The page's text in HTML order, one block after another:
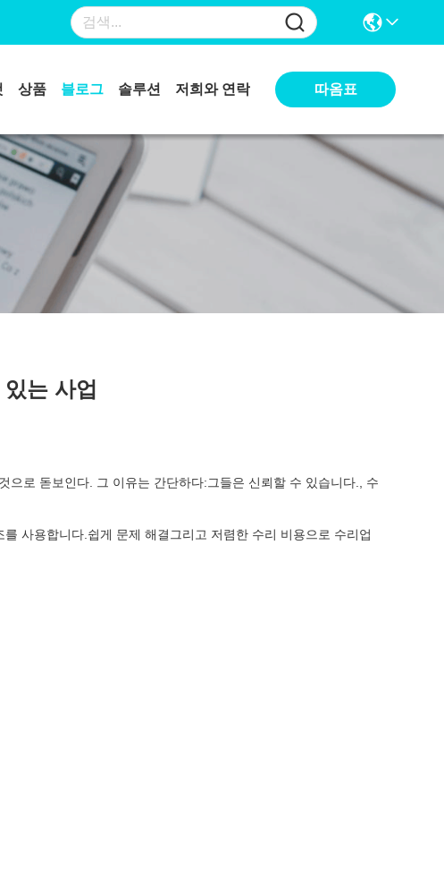
상품 블로그 솔루션 저희와 연락 따옴표
는 사업
로 돋보인다. 그 이유는 간단하다:그들은 신뢰할 수 있습니다., 수
사용합니다.쉽게 문제 해결그리고 저렴한 수리 비용으로 수리업